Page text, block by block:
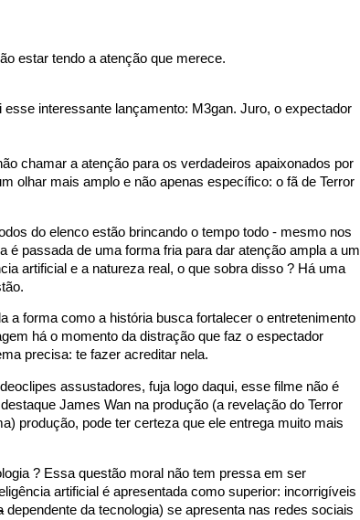
estar tendo a atenção que merece.
interessante lançamento: M3gan. Juro, o expectador
chamar a atenção para os verdadeiros apaixonados por
olhar mais amplo e não apenas específico: o fã de Terror
do elenco estão brincando o tempo todo - mesmo nos
passada de uma forma fria para dar atenção ampla a um
artificial e a natureza real, o que sobra disso ? Há uma
a forma como a história busca fortalecer o entretenimento
há o momento da distração que faz o espectador
precisa: te fazer acreditar nela.
assustadores, fuja logo daqui, esse filme não é
James Wan na produção (a revelação do Terror
produção, pode ter certeza que ele entrega muito mais
? Essa questão moral não tem pressa em ser
artificial é apresentada como superior: incorrigíveis
dependente da tecnologia) se apresenta nas redes sociais